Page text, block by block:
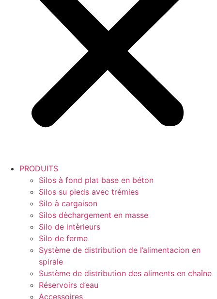
PRODUITS
Silos à fond plat base en béton
Silos su pieds avec trémies
Silo à cargaison
Silos dèchargement en masse
Silo de intèrieurs
Silo de ferme
Système de distribution de l’alimentacion en
spirale
Sustème de distribution des aliments en chaîne
Réservoirs d’eau
Accessoires